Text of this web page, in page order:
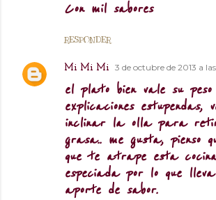
Con mil sabores
RESPONDER
Mi Mi Mi 3 de octubre de 2013 a las
el plato bien vale su
explicaciones estupendas,
inclinar la olla para
grasa.. me gusta, pienso
que te atrape esta
especiada por lo que
aporte de sabor.